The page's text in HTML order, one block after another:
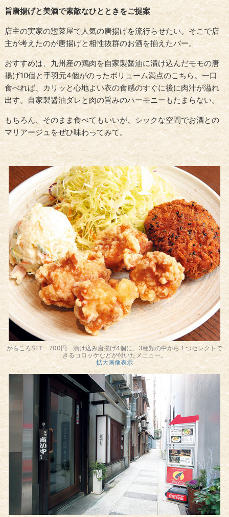
旨唐揚げと美酒で素敵なひとときをご提案
店主の実家の惣菜屋で人気の唐揚げを流行らせたい。そこで店
主が考えたのが唐揚げと相性抜群のお酒を揃えたバー。
おすすめは、九州産の鶏肉を自家製醤油に漬け込んだモモの唐
揚げ10個と手羽元4個がのったボリューム満点のこちら。一口
食べれば、カリッと心地よい衣の食感のすぐに後に肉汁が溢れ
出す。自家製醤油ダレと肉の旨みのハーモニーもたまらない。
もちろん、そのまま食べてもいいが、シックな空間でお酒との
マリアージュをぜひ味わってみて。
からころSET 700円 漬け込み唐揚げ4個に、3種類の中から１つセレクトで
きるコロッケなどが付いたメニュー。
拡大画像表示